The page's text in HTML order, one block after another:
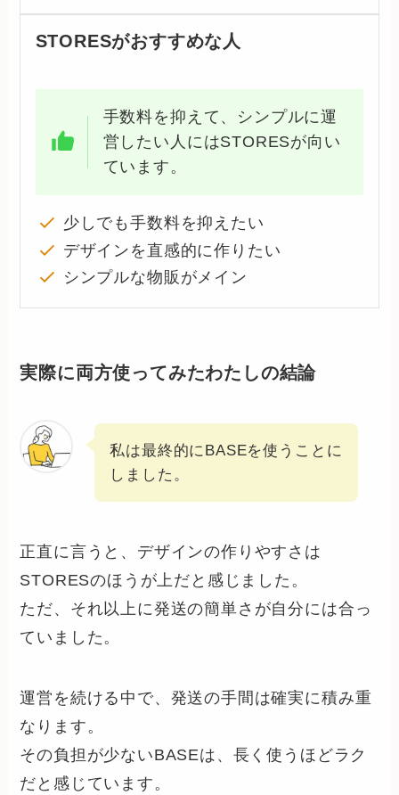
STORESがおすすめな人
手数料を抑えて、シンプルに運
営したい人にはSTORESが向い
ています。
少しでも手数料を抑えたい
デザインを直感的に作りたい
シンプルな物販がメイン
実際に両方使ってみたわたしの結論
私は最終的にBASEを使うことに
しました。
正直に言うと、デザインの作りやすさは
STORESのほうが上だと感じました。
ただ、それ以上に発送の簡単さが自分には合っ
ていました。
運営を続ける中で、発送の手間は確実に積み重
なります。
その負担が少ないBASEは、長く使うほどラク
だと感じています。